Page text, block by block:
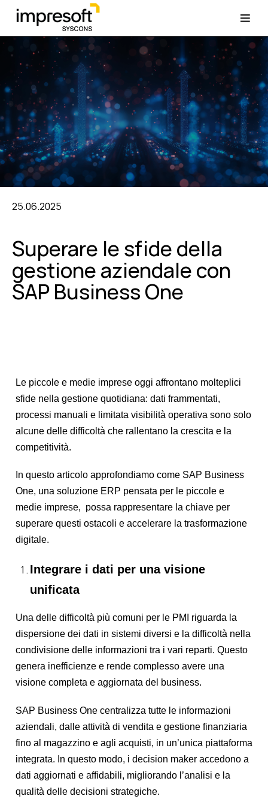
25.06.2025
Superare le sfide della
gestione aziendale con
SAP Business One
Le piccole e medie imprese oggi affrontano molteplici
sfide nella gestione quotidiana: dati frammentati,
processi manuali e limitata visibilità operativa sono solo
alcune delle difficoltà che rallentano la crescita e la
competitività.
In questo articolo approfondiamo come SAP Business
One, una soluzione ERP pensata per le piccole e
medie imprese, possa rappresentare la chiave per
superare questi ostacoli e accelerare la trasformazione
digitale.
Integrare i dati per una visione
unificata
Una delle difficoltà più comuni per le PMI riguarda la
dispersione dei dati in sistemi diversi e la difficoltà nella
condivisione delle informazioni tra i vari reparti. Questo
genera inefficienze e rende complesso avere una
visione completa e aggiornata del business.
SAP Business One centralizza tutte le informazioni
aziendali, dalle attività di vendita e gestione finanziaria
fino al magazzino e agli acquisti, in un’unica piattaforma
integrata. In questo modo, i decision maker accedono a
dati aggiornati e affidabili, migliorando l’analisi e la
qualità delle decisioni strategiche.